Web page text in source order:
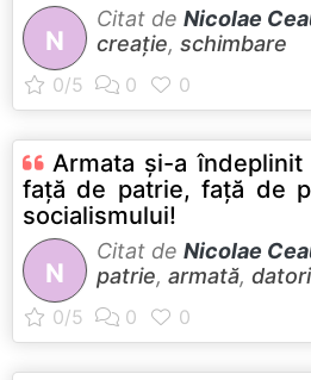
N
Citat de Nicolae
creație, schimbare
Armata şi-a
faţă de patrie, faţă de
socialismului!
N
Citat de Nicolae
patrie, armată,